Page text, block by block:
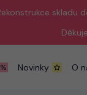
skladu
Novinky O